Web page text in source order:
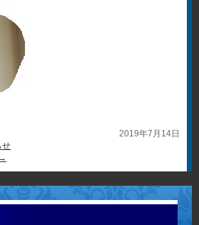
2019年7月14日
せ
→